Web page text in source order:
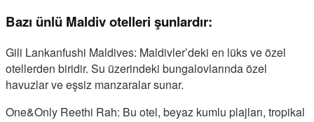
Bazı ünlü Maldiv otelleri şunlardır:
Gili Lankanfushi Maldives: Maldivler’deki en lüks ve özel
otellerden biridir. Su üzerindeki bungalovlarında özel
havuzlar ve eşsiz manzaralar sunar.
One&Only Reethi Rah: Bu otel, beyaz kumlu plajları, tropikal